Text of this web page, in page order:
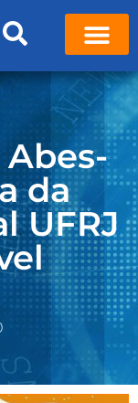
da
UFRJ